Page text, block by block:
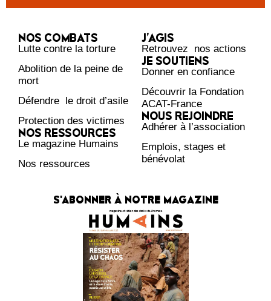
NOS COMBATS
Lutte contre la torture
Abolition de la peine de
mort
Défendre le droit d’asile
Protection des victimes
NOS RESSOURCES
Le magazine Humains
Nos ressources
J’AGIS
Retrouvez nos actions
JE SOUTIENS
Donner en confiance
Découvrir la Fondation
ACAT-France
NOUS REJOINDRE
Adhérer à l’association
Emplois, stages et
bénévolat
S'ABONNER À NOTRE MAGAZINE